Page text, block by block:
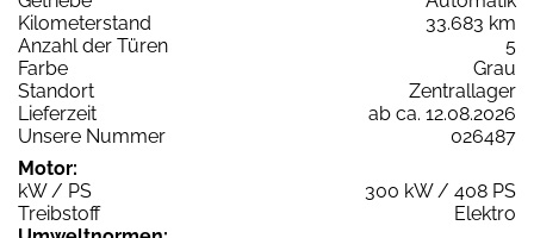
Kilometerstand
33.683 km
Anzahl der Türen
5
Farbe
Grau
Standort
Zentrallager
Lieferzeit
ab ca. 12.08.2026
Unsere Nummer
026487
Motor:
kW / PS
300 kW / 408 PS
Treibstoff
Elektro